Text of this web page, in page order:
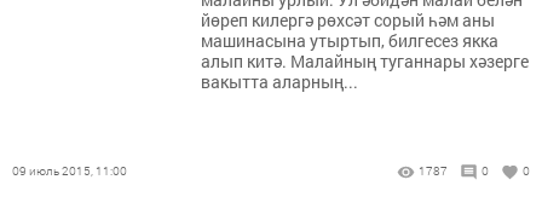
йөреп килергә рөхсәт сорый һәм аны
машинасына утыртып, билгесез якка
алып китә. Малайның туганнары хәзерге
вакытта аларның...
09 июль 2015, 11:00 1787 0 0